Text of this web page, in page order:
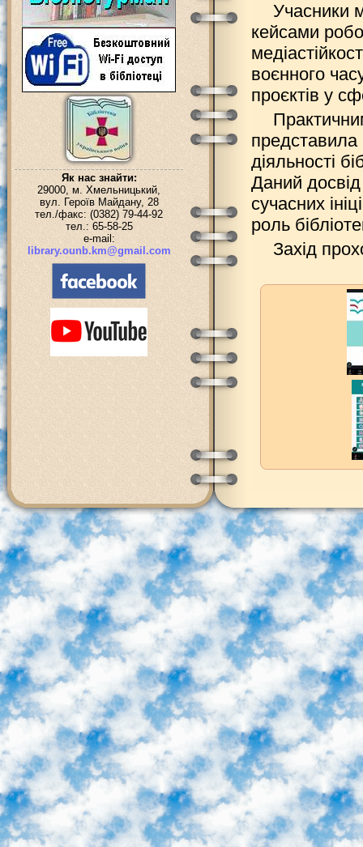
Як нас знайти:
29000, м. Хмельницький,
вул. Героїв Майдану, 28
тел./факс: (0382) 79-44-92
тел.: 65-58-25
e-mail:
library.ounb.km@gmail.com
Учасники
кейсами
воєнного
проєктів у
представила
діяльності
Даний
сучасних
роль
Захід